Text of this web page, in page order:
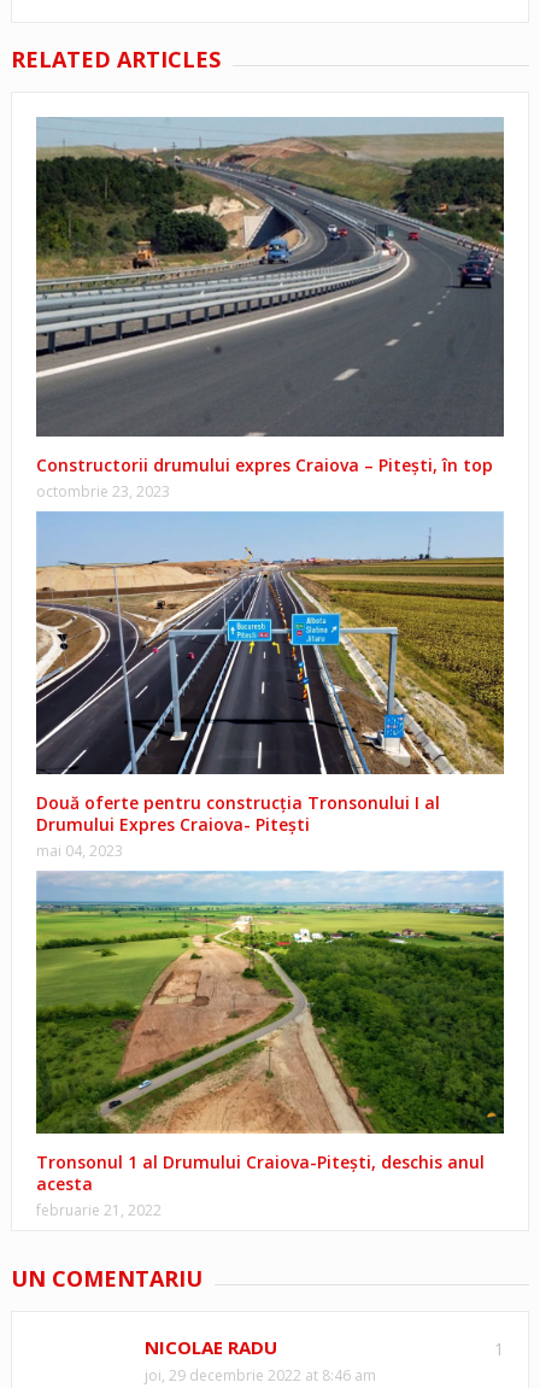
RELATED ARTICLES
Constructorii drumului expres Craiova – Pitești, în top
octombrie 23, 2023
Două oferte pentru construcția Tronsonului I al
Drumului Expres Craiova- Pitești
mai 04, 2023
Tronsonul 1 al Drumului Craiova-Piteşti, deschis anul
acesta
februarie 21, 2022
UN COMENTARIU
1
NICOLAE RADU
joi, 29 decembrie 2022 at 8:46 am